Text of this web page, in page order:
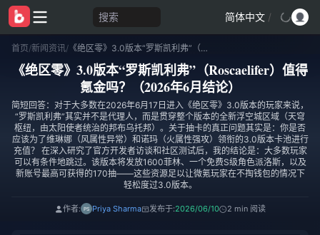
搜索 简体中文 /
首页/新闻资讯/ 《绝区零》3.0版本“罗斯凯利弗”（Roscaelifer）值得氪金吗？（2026年6月结论）
《绝区零》3.0版本“罗斯凯利弗”（Roscaelifer）值得
氪金吗？（2026年6月结论）
简短回答：对于大多数在2026年6月17日进入《绝区零》3.0版本的玩家来说，
“罗斯凯利弗”其实并不是代理人，而是贯穿整个版本的全新浮空城区域（天穹
枢纽，由太阳使者统治的邦布乌托邦）。关于抽卡的真正问题其实是：你是否
应该为了维琳娜（风属性异常）和诺玛（火属性强攻）领衔的3.0版本卡池进行
充值？ 在深入研究了官方开发者访谈和社区测试后，我的结论是：大多数玩家
可以有条件地跳过。该版本将发放1600菲林、一个免费S级角色派洛斯，以及
新账号最高可获得的170抽——这些资源足以让微氪玩家在不掏钱包的情况下
轻松度过3.0版本。
作者: Priya Sharma 发布于:2026/06/10 2 min 阅读